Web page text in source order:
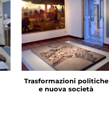
Trasformazioni politiche
e nuova società